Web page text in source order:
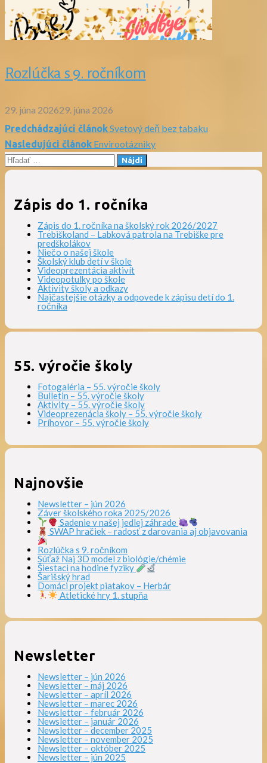
Rozlúčka s 9. ročníkom
29. júna 202629. júna 2026
Navigácia
v
článku
Predchádzajúci článokSvetový deň bez tabaku
Nasledujúci článok Envirootázniky
Hľadať:
Zápis do 1. ročníka
Zápis do 1. ročníka na školský rok 2026/2027
Trebiškoland – Labková patrola na Trebiške pre
predškolákov
Niečo o našej škole
Školský klub detí v škole
Videoprezentácia aktivít
Videopotulky po škole
Aktivity školy a odkazy
Najčastejšie otázky a odpovede k zápisu detí do 1.
ročníka
55. výročie školy
Fotogaléria – 55. výročie školy
Bulletin – 55. výročie školy
Aktivity – 55. výročie školy
Videoprezenácia školy – 55. výročie školy
Príhovor – 55. výročie školy
Najnovšie
Newsletter – jún 2026
Záver školského roka 2025/2026
Sadenie v našej jedlej záhrade
SWAP hračiek – radosť z darovania aj objavovania
Rozlúčka s 9. ročníkom
Súťaž Naj 3D model z biológie/chémie
Šiestaci na hodine fyziky
Šarišský hrad
Domáci projekt piatakov – Herbár
Atletické hry 1. stupňa
Newsletter
Newsletter – jún 2026
Newsletter – máj 2026
Newsletter – apríl 2026
Newsletter – marec 2026
Newsletter – február 2026
Newsletter – január 2026
Newsletter – december 2025
Newsletter – november 2025
Newsletter – október 2025
Newsletter – jún 2025